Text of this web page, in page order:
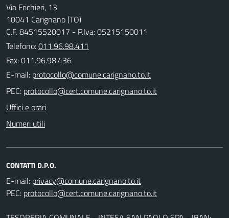
Via Frichieri, 13
10041 Carignano (TO)
C.F. 84515520017 - P.Iva: 05215150011
Telefono:011.96.98.411
Fax: 011.96.98.436
E-mail:
PEC:
Uffici e orari
Numeri utili
CONTATTI D.P.O.
E-mail:
PEC: